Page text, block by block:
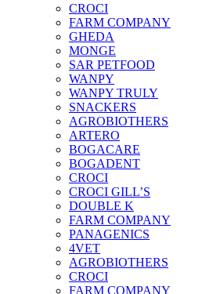
CROCI
FARM COMPANY
GHEDA
MONGE
SAR PETFOOD
WANPY
WANPY TRULY
SNACKERS
AGROBIOTHERS
ARTERO
BOGACARE
BOGADENT
CROCI
CROCI GILL’S
DOUBLE K
FARM COMPANY
PANAGENICS
4VET
AGROBIOTHERS
CROCI
FARM COMPANY